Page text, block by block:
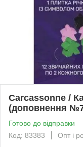
Carcassonne /
(доповнення
Готово до відправки
Код: 83383
Опт і